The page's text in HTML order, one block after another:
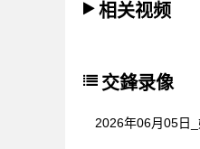
相关视频
交鋒录像
2026年06月05日